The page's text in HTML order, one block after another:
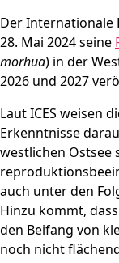
Der Internationale
28. Mai 2024 seine
morhua) in der
2026 und 2027
Laut ICES weisen
Erkenntnisse
westlichen Ostsee
auch unter den
Hinzu kommt,
den Beifang von
noch nicht